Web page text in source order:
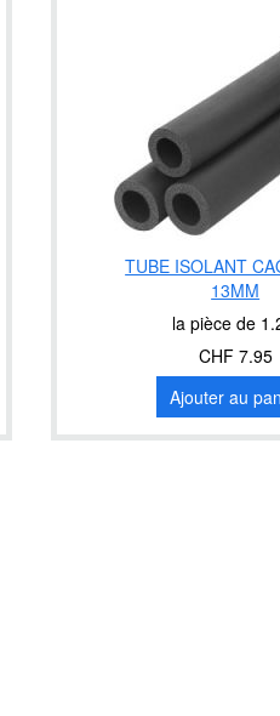
TUBE ISOLANT
13MM
la pièce de
CHF 7.95
Ajouter au